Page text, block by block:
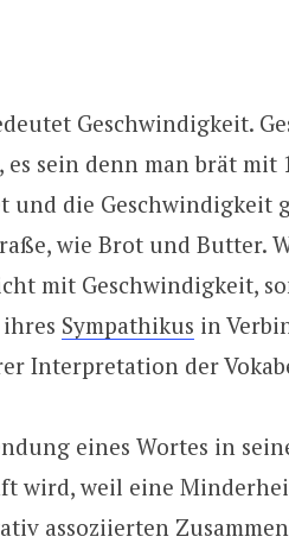
Geschwindigkeit.
sein denn man brät mit
und die Geschwindigkeit
wie Brot und Butter.
mit Geschwindigkeit,
Sympathikus in
Interpretation der
eines Wortes in
wird, weil eine
assoziierten